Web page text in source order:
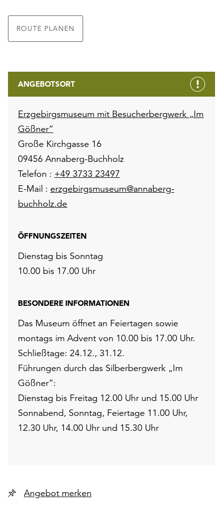
ROUTE PLANEN
ANGEBOTSORT
Erzgebirgsmuseum mit Besucherbergwerk „Im
Gößner“
Große Kirchgasse 16
09456 Annaberg-Buchholz
Telefon : +49 3733 23497
E-Mail : erzgebirgsmuseum@annaberg-
buchholz.de
ÖFFNUNGSZEITEN
Dienstag bis Sonntag
10.00 bis 17.00 Uhr
BESONDERE INFORMATIONEN
Das Museum öffnet an Feiertagen sowie
montags im Advent von 10.00 bis 17.00 Uhr.
Schließtage: 24.12., 31.12.
Führungen durch das Silberbergwerk „Im
Gößner“:
Dienstag bis Freitag 12.00 Uhr und 15.00 Uhr
Sonnabend, Sonntag, Feiertage 11.00 Uhr,
12.30 Uhr, 14.00 Uhr und 15.30 Uhr
Angebot merken